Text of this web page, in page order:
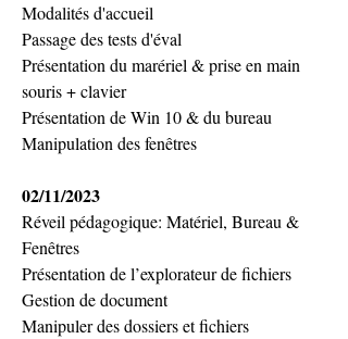
Modalités d'accueil
Passage des tests d'éval
Présentation du marériel & prise en main
souris + clavier
Présentation de Win 10 & du bureau
Manipulation des fenêtres
02/11/2023
Réveil pédagogique: Matériel, Bureau &
Fenêtres
Présentation de l’explorateur de fichiers
Gestion de document
Manipuler des dossiers et fichiers